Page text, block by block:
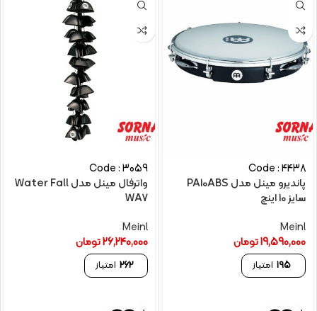
Code : 4438
پاندیرو مینل مدل PA10ABS
سایز 10 اینچ
Meinl
19,590,000تومان
195 امتیاز
Code : 3059
واترفال مینل مدل Water Fall
WA7
Meinl
26,240,000تومان
262 امتیاز